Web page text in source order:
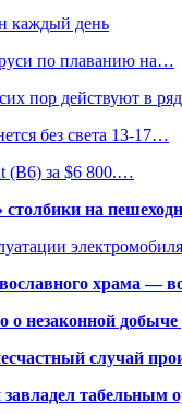
каждый день
по плаванию на…
пор действуют в
без света 13-17…
(B6) за $6 800.…
на
электромобиля
храма —
незаконной добыче
случай
табельным